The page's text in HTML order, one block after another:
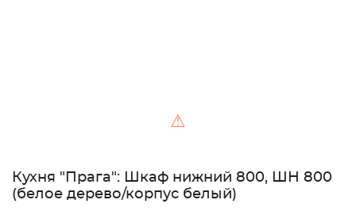
⚠
Кухня "Прага": Шкаф нижний 800, ШН 800
(белое дерево/корпус белый)